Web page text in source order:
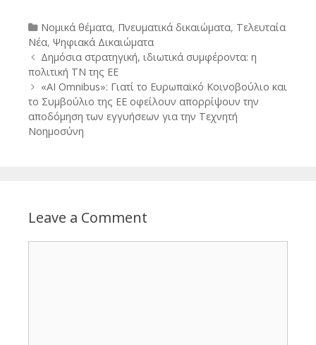
Categories
Νομικά θέματα, Πνευματικά δικαιώματα, Τελευταία
Νέα, Ψηφιακά Δικαιώματα
Post
navigation
Δημόσια στρατηγική, ιδιωτικά συμφέροντα: η
πολιτική ΤΝ της ΕΕ
«AI Omnibus»: Γιατί το Ευρωπαϊκό Κοινοβούλιο και
το Συμβούλιο της ΕΕ οφείλουν απορρίψουν την
αποδόμηση των εγγυήσεων για την Τεχνητή
Νοημοσύνη
Leave a Comment